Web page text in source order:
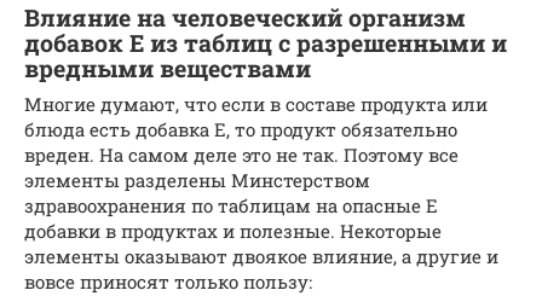
Влияние на человеческий организм
добавок Е из таблиц с разрешенными и
вредными веществами
Многие думают, что если в составе продукта или
блюда есть добавка Е, то продукт обязательно
вреден. На самом деле это не так. Поэтому все
элементы разделены Минстерством
здравоохранения по таблицам на опасные Е
добавки в продуктах и полезные. Некоторые
элементы оказывают двоякое влияние, а другие и
вовсе приносят только пользу: